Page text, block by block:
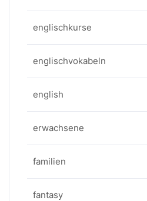
englischkurse
englischvokabeln
english
erwachsene
familien
fantasy